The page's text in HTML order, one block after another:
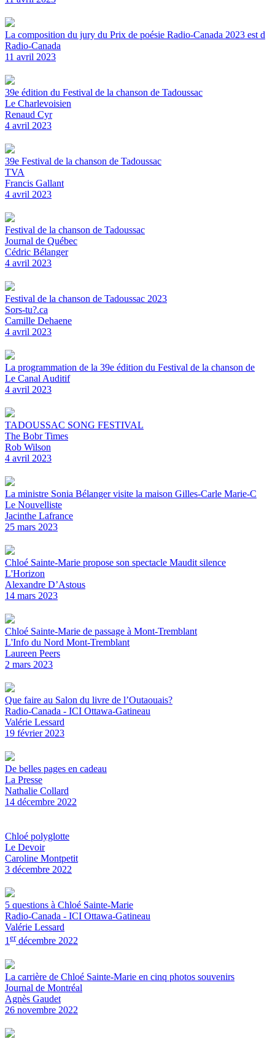
La composition du jury du Prix de poésie Radio-Canada 2023 est d
Radio-Canada
11 avril 2023
39e édition du Festival de la chanson de Tadoussac
Le Charlevoisien
Renaud Cyr
4 avril 2023
39e Festival de la chanson de Tadoussac
TVA
Francis Gallant
4 avril 2023
Festival de la chanson de Tadoussac
Journal de Québec
Cédric Bélanger
4 avril 2023
Festival de la chanson de Tadoussac 2023
Sors-tu?.ca
Camille Dehaene
4 avril 2023
La programmation de la 39e édition du Festival de la chanson de
Le Canal Auditif
4 avril 2023
TADOUSSAC SONG FESTIVAL
The Bobr Times
Rob Wilson
4 avril 2023
La ministre Sonia Bélanger visite la maison Gilles-Carle Marie-C
Le Nouvelliste
Jacinthe Lafrance
25 mars 2023
Chloé Sainte-Marie propose son spectacle Maudit silence
L'Horizon
Alexandre D’Astous
14 mars 2023
Chloé Sainte-Marie de passage à Mont-Tremblant
L'Info du Nord Mont-Tremblant
Laureen Peers
2 mars 2023
Que faire au Salon du livre de l’Outaouais?
Radio-Canada - ICI Ottawa-Gatineau
Valérie Lessard
19 février 2023
De belles pages en cadeau
La Presse
Nathalie Collard
14 décembre 2022
Chloé polyglotte
Le Devoir
Caroline Montpetit
3 décembre 2022
5 questions à Chloé Sainte-Marie
Radio-Canada - ICI Ottawa-Gatineau
Valérie Lessard
1erdécembre 2022
La carrière de Chloé Sainte-Marie en cinq photos souvenirs
Journal de Montréal
Agnès Gaudet
26 novembre 2022